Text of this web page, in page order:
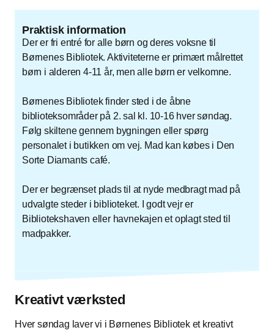
Praktisk information
Der er fri entré for alle børn og deres voksne til
Børnenes Bibliotek. Aktiviteterne er primært målrettet
børn i alderen 4-11 år, men alle børn er velkomne.
Børnenes Bibliotek finder sted i de åbne
biblioteksområder på 2. sal kl. 10-16 hver søndag.
Følg skiltene gennem bygningen eller spørg
personalet i butikken om vej. Mad kan købes i Den
Sorte Diamants café.
Der er begrænset plads til at nyde medbragt mad på
udvalgte steder i biblioteket. I godt vejr er
Bibliotekshaven eller havnekajen et oplagt sted til
madpakker.
Kreativt værksted
Hver søndag laver vi i Børnenes Bibliotek et kreativt